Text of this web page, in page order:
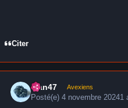
Citer
alan47 Avexiens
Posté(e)4 novembre 20241